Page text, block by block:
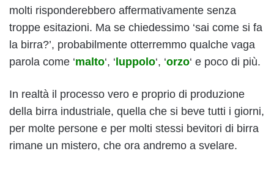
molti risponderebbero affermativamente senza
troppe esitazioni. Ma se chiedessimo ‘sai come si fa
la birra?’, probabilmente otterremmo qualche vaga
parola come ‘malto‘, ‘luppolo‘, ‘orzo‘ e poco di più.
In realtà il processo vero e proprio di produzione
della birra industriale, quella che si beve tutti i giorni,
per molte persone e per molti stessi bevitori di birra
rimane un mistero, che ora andremo a svelare.